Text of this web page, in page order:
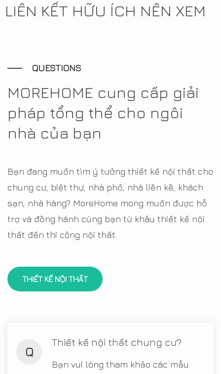
LIÊN KẾT HỮU ÍCH NÊN XEM
QUESTIONS
MOREHOME cung cấp giải
pháp tổng thể cho ngôi
nhà của bạn
Bạn đang muốn tìm ý tưởng thiết kế nội thất cho
chung cư, biệt thự, nhà phố, nhà liền kề, khách
sạn, nhà hàng? MoreHome mong muốn được hỗ
trợ và đồng hành cùng bạn từ khâu thiết kế nội
thất đến thi công nội thất.
THIẾT KẾ NỘI THẤT
Q
Thiết kế nội thất chung cư?
Bạn vui lòng tham khảo các mẫu